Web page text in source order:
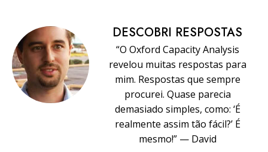
DESCOBRI RESPOSTAS
“O Oxford Capacity Analysis
revelou muitas respostas para
mim. Respostas que sempre
procurei. Quase parecia
demasiado simples, como: ‘É
realmente assim tão fácil?’ É
mesmo!” — David